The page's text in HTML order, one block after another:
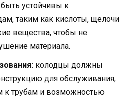
устойчивы к
таким как кислоты, щелочи
вещества, чтобы не
материала.
колодцы должны
для обслуживания,
к трубам и возможностью